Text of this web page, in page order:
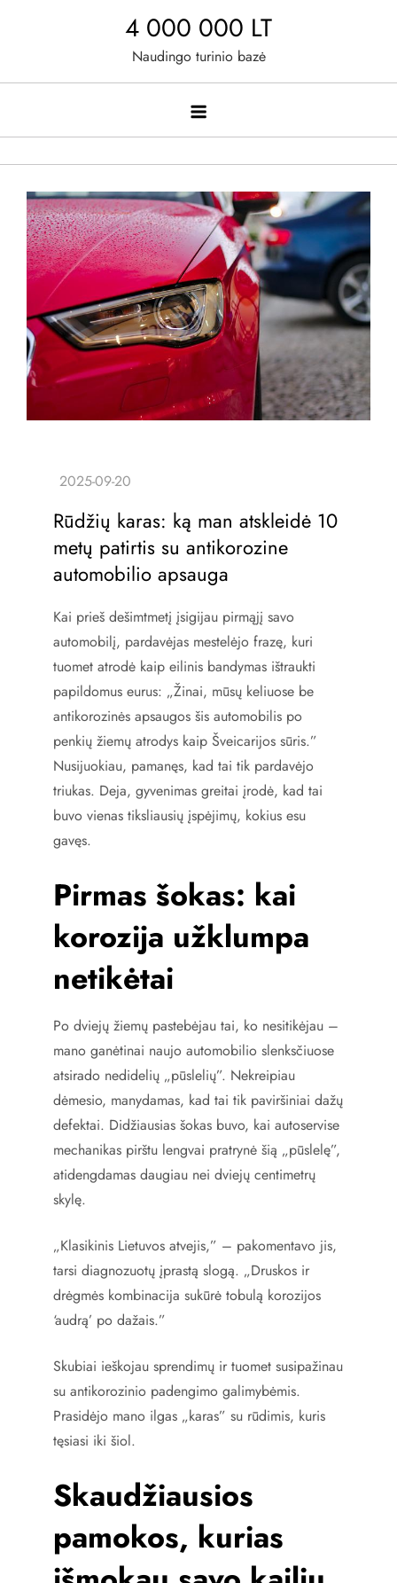
4 000 000 LT
Naudingo turinio bazė
Rūdžių karas: ką man atskleidė 10
metų patirtis su antikorozine
automobilio apsauga
Kai prieš dešimtmetį įsigijau pirmąjį savo
automobilį, pardavėjas mestelėjo frazę, kuri
tuomet atrodė kaip eilinis bandymas ištraukti
papildomus eurus: „Žinai, mūsų keliuose be
antikorozinės apsaugos šis automobilis po
penkių žiemų atrodys kaip Šveicarijos sūris.”
Nusijuokiau, pamanęs, kad tai tik pardavėjo
triukas. Deja, gyvenimas greitai įrodė, kad tai
buvo vienas tiksliausių įspėjimų, kokius esu
gavęs.
Pirmas šokas: kai
korozija užklumpa
netikėtai
Po dviejų žiemų pastebėjau tai, ko nesitikėjau –
mano ganėtinai naujo automobilio slenksčiuose
atsirado nedidelių „pūslelių”. Nekreipiau
dėmesio, manydamas, kad tai tik paviršiniai dažų
defektai. Didžiausias šokas buvo, kai autoservise
mechanikas pirštu lengvai pratrynė šią „pūslelę”,
atidengdamas daugiau nei dviejų centimetrų
skylę.
„Klasikinis Lietuvos atvejis,” – pakomentavo jis,
tarsi diagnozuotų įprastą slogą. „Druskos ir
drėgmės kombinacija sukūrė tobulą korozijos
‘audrą’ po dažais.”
Skubiai ieškojau sprendimų ir tuomet susipažinau
su antikorozinio padengimo galimybėmis.
Prasidėjo mano ilgas „karas” su rūdimis, kuris
tęsiasi iki šiol.
Skaudžiausios
pamokos, kurias